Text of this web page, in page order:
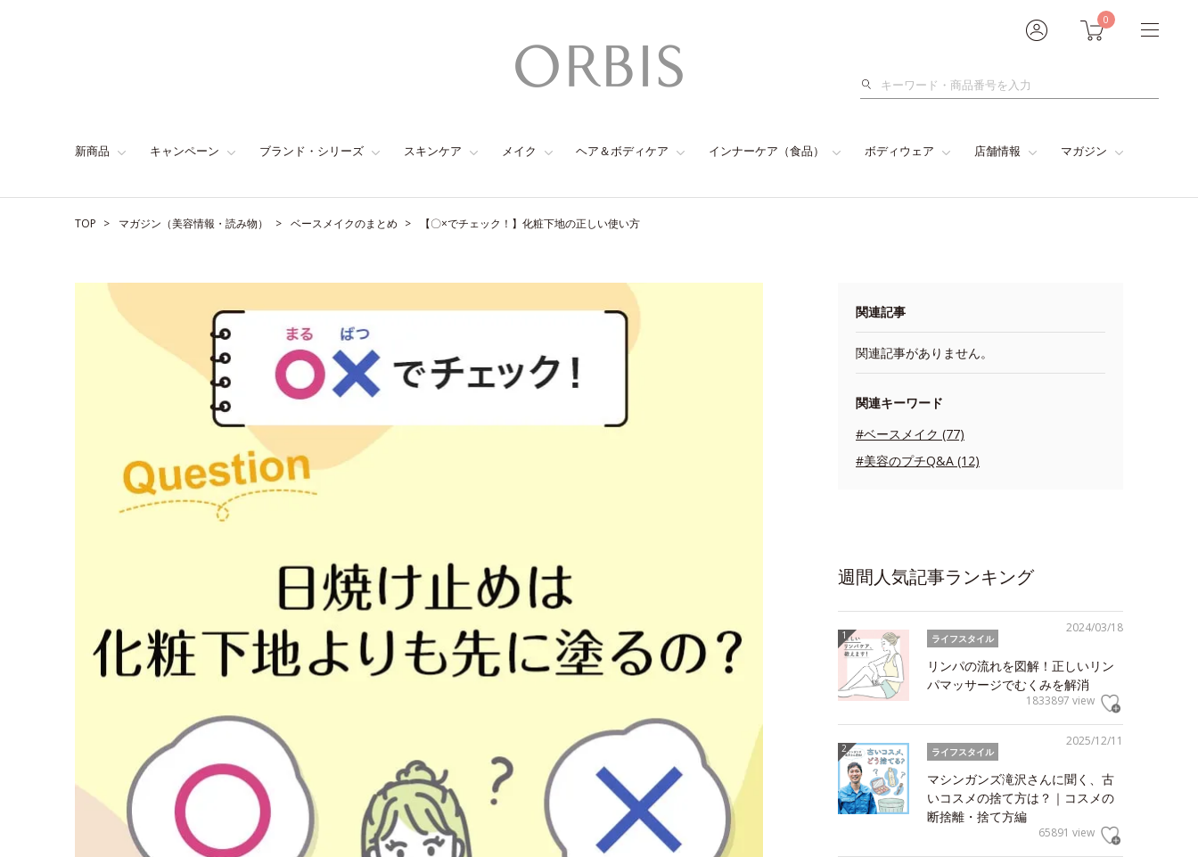
0
検
新商品 キャンペーン ブランド・シリーズ スキンケア メイク ヘア＆ボディケア インナーケア（食品） ボディウェア 店舗情報 マガジン
TOP マガジン（美容情報・読み物） ベースメイクのまとめ 【〇×でチェック！】化粧下地の正しい使い方
関連記事
関連記事がありません。
関連キーワード
#ベースメイク (77)
#美容のプチQ&A (12)
週間人気記事ランキング
2024/03/18
ライフスタイル
リンパの流れを図解！正しいリン
パマッサージでむくみを解消
1833897 view
2025/12/11
ライフスタイル
マシンガンズ滝沢さんに聞く、古
いコスメの捨て方は？｜コスメの
断捨離・捨て方編
65891 view